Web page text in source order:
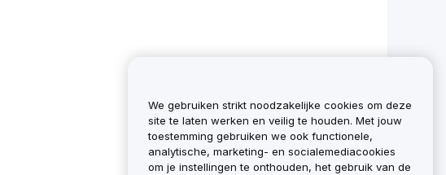
We gebruiken strikt noodzakelijke cookies om deze
site te laten werken en veilig te houden. Met jouw
toestemming gebruiken we ook functionele,
analytische, marketing- en socialemediacookies
om je instellingen te onthouden, het gebruik van de